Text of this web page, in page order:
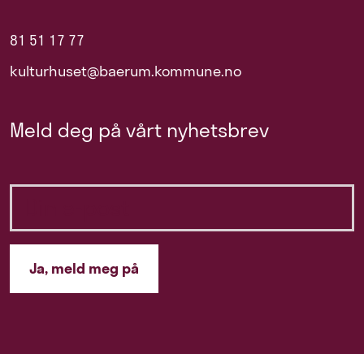
81 51 17 77
kulturhuset@baerum.kommune.no
Meld deg på vårt nyhetsbrev